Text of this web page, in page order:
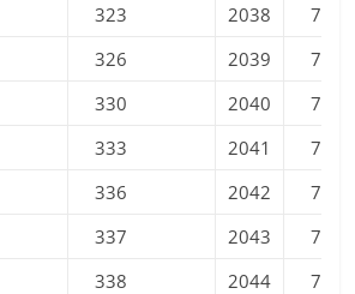
323 2038
734
326 2039
738
330 2040
743
333 2041
747
336 2042
751
337 2043
755
338 2044
759